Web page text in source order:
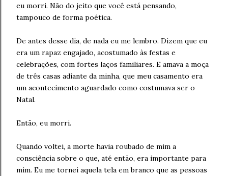
eu morri. Não do jeito que você está pensando,
tampouco de forma poética.
De antes desse dia, de nada eu me lembro. Dizem que eu
era um rapaz engajado, acostumado às festas e
celebrações, com fortes laços familiares. E amava a moça
de três casas adiante da minha, que meu casamento era
um acontecimento aguardado como costumava ser o
Natal.
Então, eu morri.
Quando voltei, a morte havia roubado de mim a
consciência sobre o que, até então, era importante para
mim. Eu me tornei aquela tela em branco que as pessoas